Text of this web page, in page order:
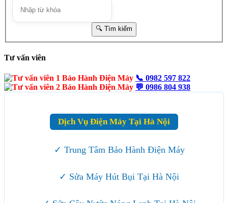
Tư vấn viên
📞 0982 597 822
💬 0986 804 938
Dịch Vụ Điện Máy Tại Hà Nội
✓ Trung Tâm Bảo Hành Điện Máy
✓ Sửa Máy Hút Bụi Tại Hà Nội